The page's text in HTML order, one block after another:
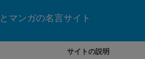
マンガの名言サイト
サイトの説明